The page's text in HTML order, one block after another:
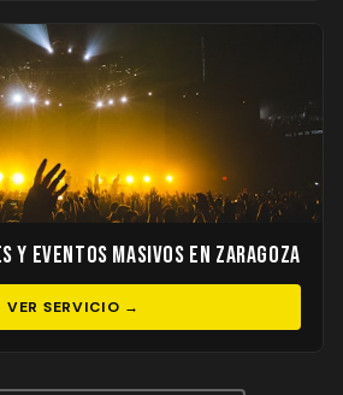
y Eventos Masivos en Zaragoza
VER SERVICIO →